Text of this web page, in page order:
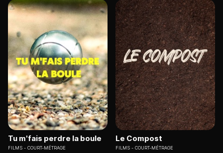
Tu m'fais perdre la boule
FILMS COURT-MÉTRAGE
Le Compost
FILMS COURT-MÉTRAGE